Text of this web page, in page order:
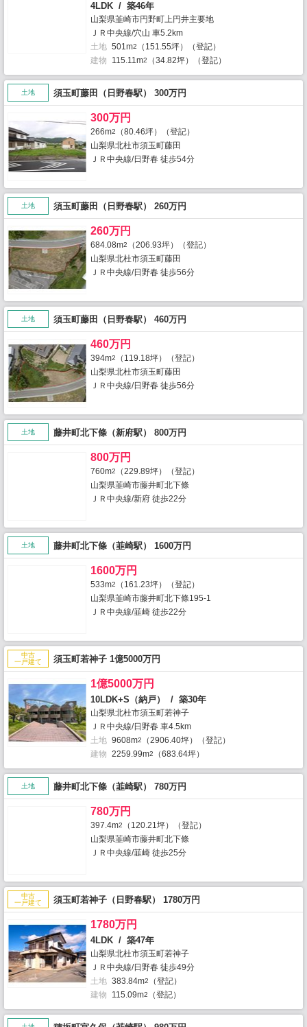
4LDK / 築46年
山梨県韮崎市円野町上円井主要地
ＪＲ中央線/穴山 車5.2km
土地 501m2
（151.55坪）（登記）
建物
115.11m2 （34.82坪）（登記）
土地 須玉町藤田（日野春駅） 300万円
300万円
266m2
（80.46坪）（登記）
山梨県北杜市須玉町藤田
ＪＲ中央線/日野春 徒歩54分
土地 須玉町藤田（日野春駅） 260万円
260万円
684.08m2
（206.93坪）（登記）
山梨県北杜市須玉町藤田
ＪＲ中央線/日野春 徒歩56分
土地 須玉町藤田（日野春駅） 460万円
460万円
394m2
（119.18坪）（登記）
山梨県北杜市須玉町藤田
ＪＲ中央線/日野春 徒歩56分
土地 藤井町北下條（新府駅） 800万円
800万円
760m2
（229.89坪）（登記）
山梨県韮崎市藤井町北下條
ＪＲ中央線/新府 徒歩22分
土地 藤井町北下條（韮崎駅） 1600万円
1600万円
533m2
（161.23坪）（登記）
山梨県韮崎市藤井町北下條195-1
ＪＲ中央線/韮崎 徒歩22分
中古
一戸建て
須玉町若神子 1億5000万円
1億5000万円
10LDK+S（納戸） / 築30年
山梨県北杜市須玉町若神子
ＪＲ中央線/日野春 車4.5km
土地 9608m2
（2906.40坪）（登記）
建物 2259.99m2 （683.64坪）
土地 藤井町北下條（韮崎駅） 780万円
780万円
397.4m2
（120.21坪）（登記）
山梨県韮崎市藤井町北下條
ＪＲ中央線/韮崎 徒歩25分
中古
一戸建て
須玉町若神子（日野春駅） 1780万円
1780万円
4LDK / 築47年
山梨県北杜市須玉町若神子
ＪＲ中央線/日野春 徒歩49分
土地 383.84m2
（登記）
建物
115.09m2 （登記）